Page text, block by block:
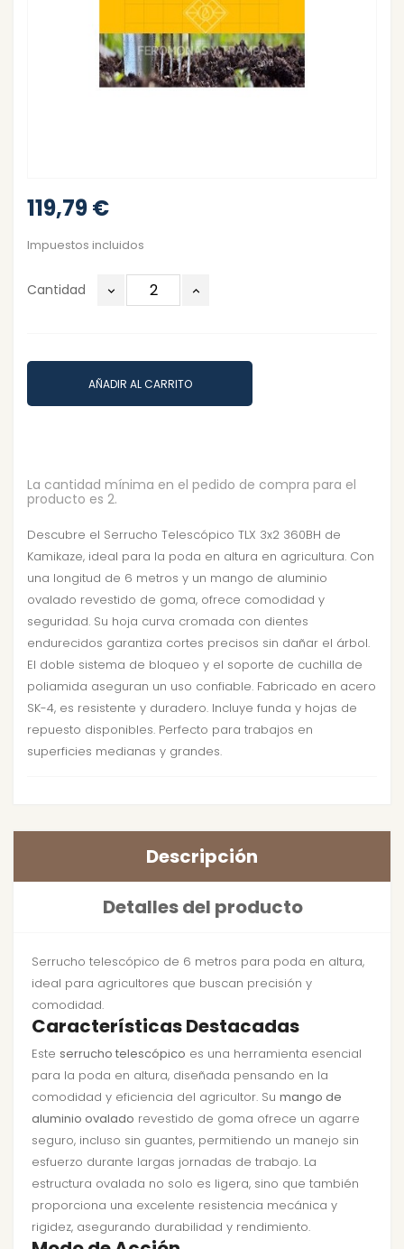
119,79 €
Impuestos incluidos
Cantidad
AÑADIR AL CARRITO
La cantidad mínima en el pedido de compra para el
producto es 2.
Descubre el Serrucho Telescópico TLX 3x2 360BH de
Kamikaze, ideal para la poda en altura en agricultura. Con
una longitud de 6 metros y un mango de aluminio
ovalado revestido de goma, ofrece comodidad y
seguridad. Su hoja curva cromada con dientes
endurecidos garantiza cortes precisos sin dañar el árbol.
El doble sistema de bloqueo y el soporte de cuchilla de
poliamida aseguran un uso confiable. Fabricado en acero
SK-4, es resistente y duradero. Incluye funda y hojas de
repuesto disponibles. Perfecto para trabajos en
superficies medianas y grandes.
Descripción
Detalles del producto
Serrucho telescópico de 6 metros para poda en altura,
ideal para agricultores que buscan precisión y
comodidad.
Características Destacadas
Este serrucho telescópico es una herramienta esencial
para la poda en altura, diseñada pensando en la
comodidad y eficiencia del agricultor. Su mango de
aluminio ovalado revestido de goma ofrece un agarre
seguro, incluso sin guantes, permitiendo un manejo sin
esfuerzo durante largas jornadas de trabajo. La
estructura ovalada no solo es ligera, sino que también
proporciona una excelente resistencia mecánica y
rigidez, asegurando durabilidad y rendimiento.